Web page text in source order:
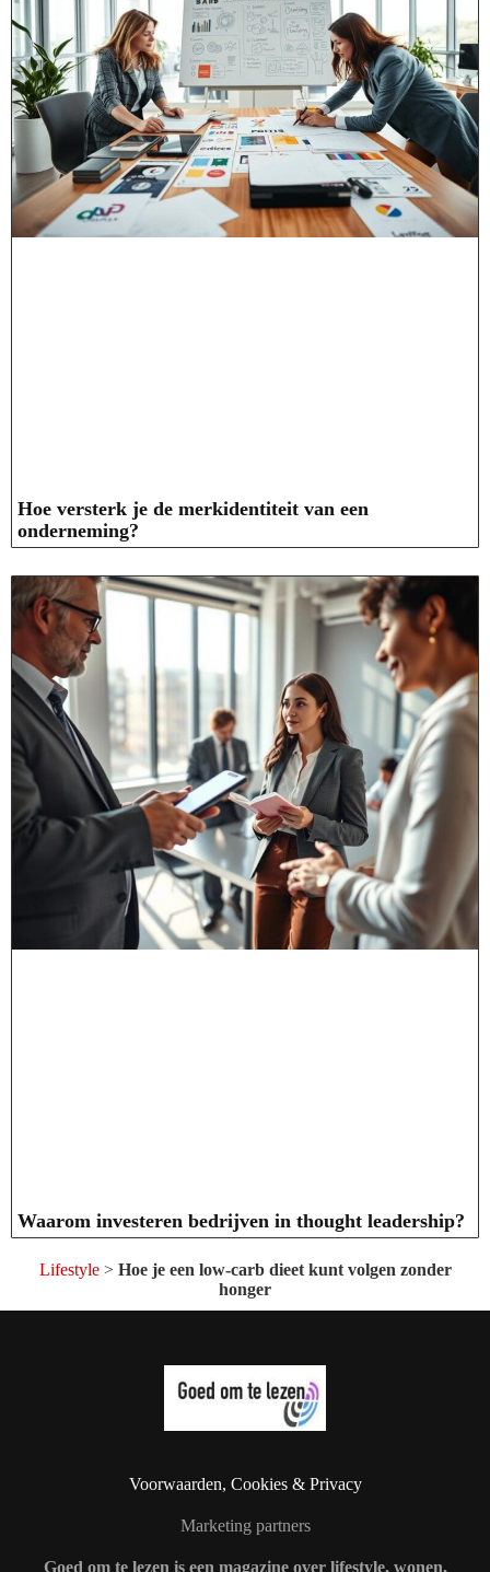
Hoe versterk je de merkidentiteit van een
onderneming?
Waarom investeren bedrijven in thought leadership?
Lifestyle> Hoe je een low-carb dieet kunt volgen zonder
honger
Voorwaarden, Cookies & Privacy
Marketing partners
Goed om te lezen is een magazine over lifestyle, wonen,